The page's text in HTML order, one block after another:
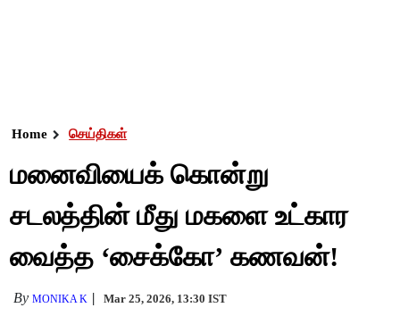
Home செய்திகள்
மனைவியைக் கொன்று
சடலத்தின் மீது மகளை உட்கார
வைத்த ‘சைக்கோ’ கணவன்!
ByMONIKA K Mar 25, 2026, 13:30 IST